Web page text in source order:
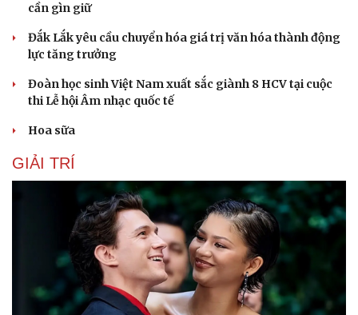
cần gìn giữ
Đắk Lắk yêu cầu chuyển hóa giá trị văn hóa thành động
lực tăng trưởng
Đoàn học sinh Việt Nam xuất sắc giành 8 HCV tại cuộc
thi Lễ hội Âm nhạc quốc tế
Hoa sữa
GIẢI TRÍ